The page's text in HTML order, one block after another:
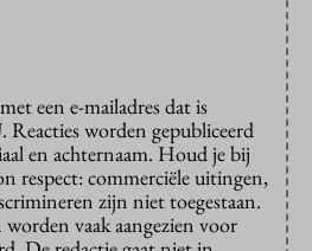
een e-mailadres dat is
Reacties worden gepubliceerd
en achternaam. Houd je bij
respect: commerciële uitingen,
zijn niet toegestaan.
worden vaak aangezien voor